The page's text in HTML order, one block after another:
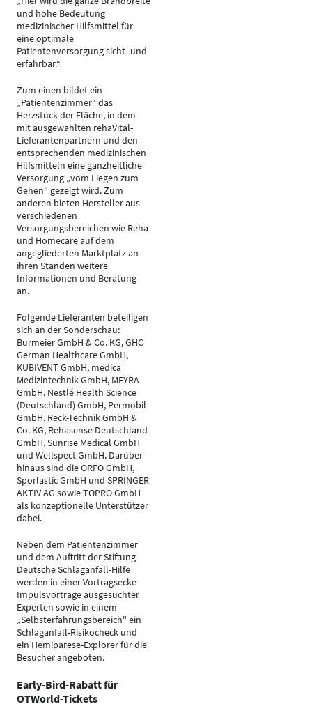
und hohe Bedeutung
medizinischer Hilfsmittel für
eine optimale
Patientenversorgung sicht- und
erfahrbar.“
Zum einen bildet ein
„Patientenzimmer“ das
Herzstück der Fläche, in dem
mit ausgewählten rehaVital-
Lieferantenpartnern und den
entsprechenden medizinischen
Hilfsmitteln eine ganzheitliche
Versorgung „vom Liegen zum
Gehen" gezeigt wird. Zum
anderen bieten Hersteller aus
verschiedenen
Versorgungsbereichen wie Reha
und Homecare auf dem
angegliederten Marktplatz an
ihren Ständen weitere
Informationen und Beratung
an.
Folgende Lieferanten beteiligen
sich an der Sonderschau:
Burmeier GmbH & Co. KG, GHC
German Healthcare GmbH,
KUBIVENT GmbH, medica
Medizintechnik GmbH, MEYRA
GmbH, Nestlé Health Science
(Deutschland) GmbH, Permobil
GmbH, Reck-Technik GmbH &
Co. KG, Rehasense Deutschland
GmbH, Sunrise Medical GmbH
und Wellspect GmbH. Darüber
hinaus sind die ORFO GmbH,
Sporlastic GmbH und SPRINGER
AKTIV AG sowie TOPRO GmbH
als konzeptionelle Unterstützer
dabei.
Neben dem Patientenzimmer
und dem Auftritt der Stiftung
Deutsche Schlaganfall-Hilfe
werden in einer Vortragsecke
Impulsvorträge ausgesuchter
Experten sowie in einem
„Selbsterfahrungsbereich" ein
Schlaganfall-Risikocheck und
ein Hemiparese-Explorer für die
Besucher angeboten.
Early-Bird-Rabatt für
OTWorld-Tickets